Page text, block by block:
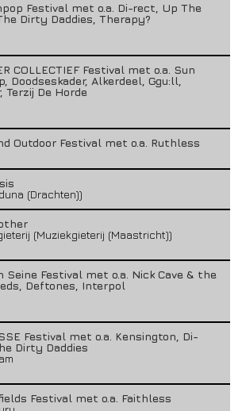
Festival met o.a. Di-rect, Up The
Dirty Daddies, Therapy?
COLLECTIEF Festival met o.a. Sun
Doodseskader, Alkerdeel, Ggu:ll,
Terzij De Horde
Outdoor Festival met o.a. Ruthless
(Drachten))
(Muziekgieterij (Maastricht))
Seine Festival met o.a. Nick Cave & the
Deftones, Interpol
Festival met o.a. Kensington, Di-
Dirty Daddies
Festival met o.a. Faithless